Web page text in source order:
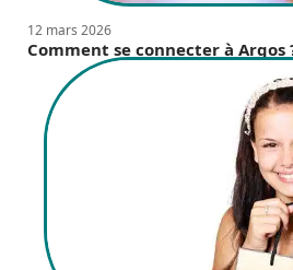
12 mars 2026
Comment se connecter à Argos